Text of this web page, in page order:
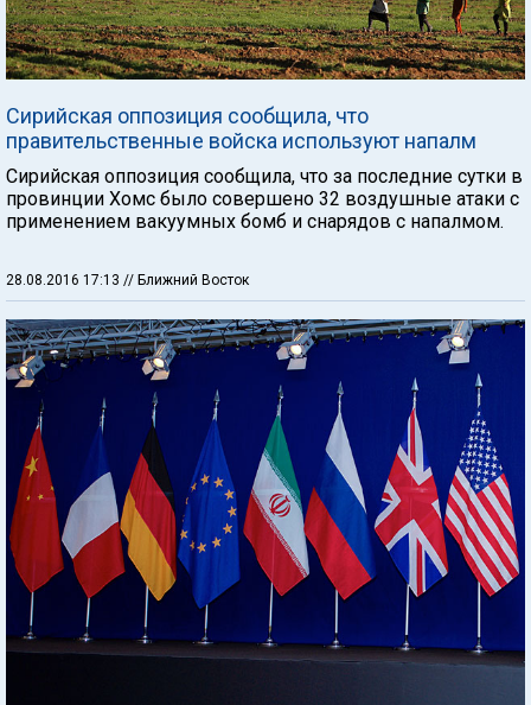
Сирийская оппозиция сообщила, что
правительственные войска используют напалм
Сирийская оппозиция сообщила, что за последние сутки в
провинции Хомс было совершено 32 воздушные атаки с
применением вакуумных бомб и снарядов с напалмом.
28.08.2016 17:13 // Ближний Восток